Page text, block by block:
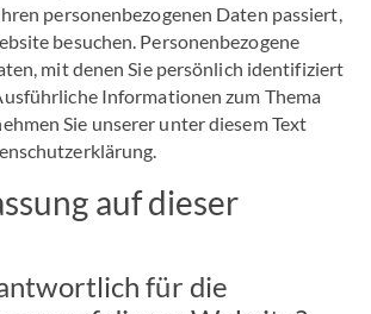
personenbezogenen Daten passiert,
besuchen. Personenbezogene
mit denen Sie persönlich identifiziert
Informationen zum Thema
Sie unserer unter diesem Text
auf dieser
für die